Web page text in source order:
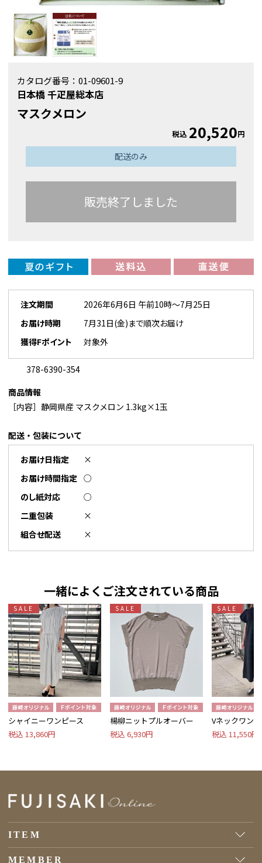
カタログ番号： 01-09601-9
日本橋 千疋屋総本店
マスクメロン
税込 20,520円
配送のみ
販売終了しました
注文期間
2026年6月6日 午前10時～7月25日
お届け時期
7月31日(金)まで順次お届け
獲得Fポイント
対象外
378-6390-354
商品情報
［内容］静岡県産 マスクメロン 1.3kg×1玉
配送・包装について
お届け日指定
×
お届け時間指定 ○
のし紙対応
○
二重包装
×
組合せ配送
×
一緒によくご注文されている商品
SALE
シャイニーワンピース
税込 13,860円
SALE
楊柳ニットプルオーバー
税込 6,930円
SALE
Vネックワン
税込 11,550円
ITEM
MEMBER